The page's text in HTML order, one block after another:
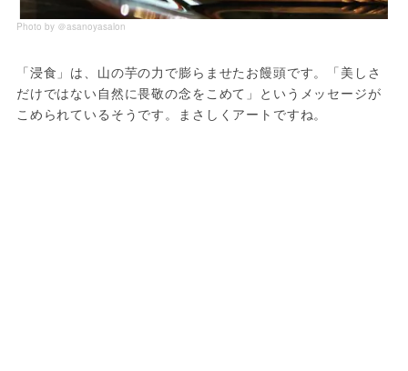
Photo by ＠asanoyasalon
「浸食」は、山の芋の力で膨らませたお饅頭です。「美しさ
だけではない自然に畏敬の念をこめて」というメッセージが
こめられているそうです。まさしくアートですね。